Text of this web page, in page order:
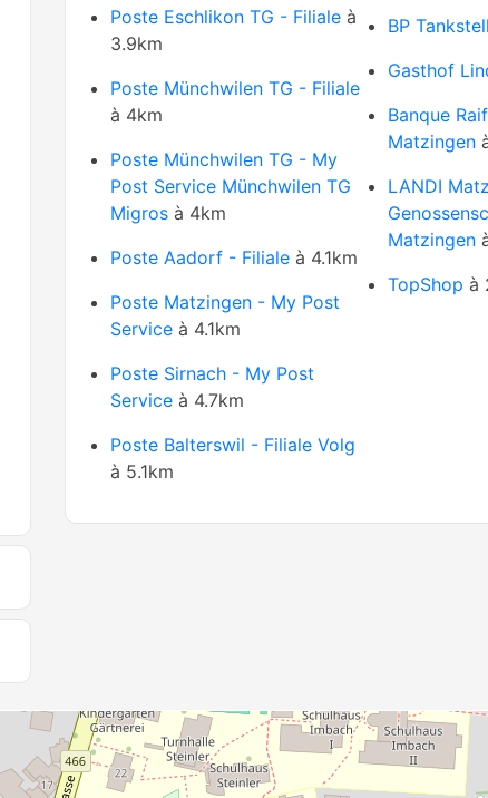
Poste Eschlikon TG - Filiale à
3.9km
Poste Münchwilen TG - Filiale
à 4km
Poste Münchwilen TG - My
Post Service Münchwilen TG
Migros à 4km
Poste Aadorf - Filiale à 4.1km
Poste Matzingen - My Post
Service à 4.1km
Poste Sirnach - My Post
Service à 4.7km
Poste Balterswil - Filiale Volg
à 5.1km
BP
Gasthof
Banque
Matzingen
LANDI
Matzingen
TopShop à